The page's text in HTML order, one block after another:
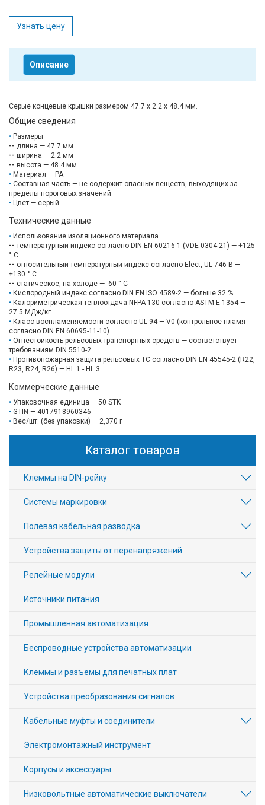
Узнать цену
Описание
Серые концевые крышки размером 47.7 х 2.2 х 48.4 мм.
Общие сведения
Размеры
-- длина — 47.7 мм
-- ширина — 2.2 мм
-- высота — 48.4 мм
Материал — PA
Составная часть — не содержит опасных веществ, выходящих за
пределы пороговых значений
Цвет — серый
Технические данные
Использование изоляционного материала
-- температурный индекс согласно DIN EN 60216-1 (VDE 0304-21) — +125
° C
-- относительный температурный индекс согласно Elec., UL 746 B —
+130 ° C
-- статическое, на холоде — -60 ° C
Кислородный индекс согласно DIN EN ISO 4589-2 — больше 32 %
Калориметрическая теплоотдача NFPA 130 согласно ASTM E 1354 ​—
27.5 MДж/кг
Класс воспламеняемости согласно UL 94 — V0 (контрольное пламя
согласно DIN EN 60695-11-10)
Огнестойкость рельсовых транспортных средств — соответствует
требованиям DIN 5510-2
Противопожарная защита рельсовых ТС согласно DIN EN 45545-2 (R22,
R23, R24, R26) — HL 1 - HL 3
Коммерческие данные
Упаковочная единица — 50 STK
GTIN — 4017918960346
Вес/шт. (без упаковки) — 2,370 г
Каталог товаров
Клеммы на DIN-рейку
Системы маркировки
Полевая кабельная разводка
Устройства защиты от перенапряжений
Релейные модули
Источники питания
Промышленная автоматизация
Беспроводные устройства автоматизации
Клеммы и разъемы для печатных плат
Устройства преобразования сигналов
Кабельные муфты и соединители
Электромонтажный инструмент
Корпусы и аксессуары
Низковольтные автоматические выключатели